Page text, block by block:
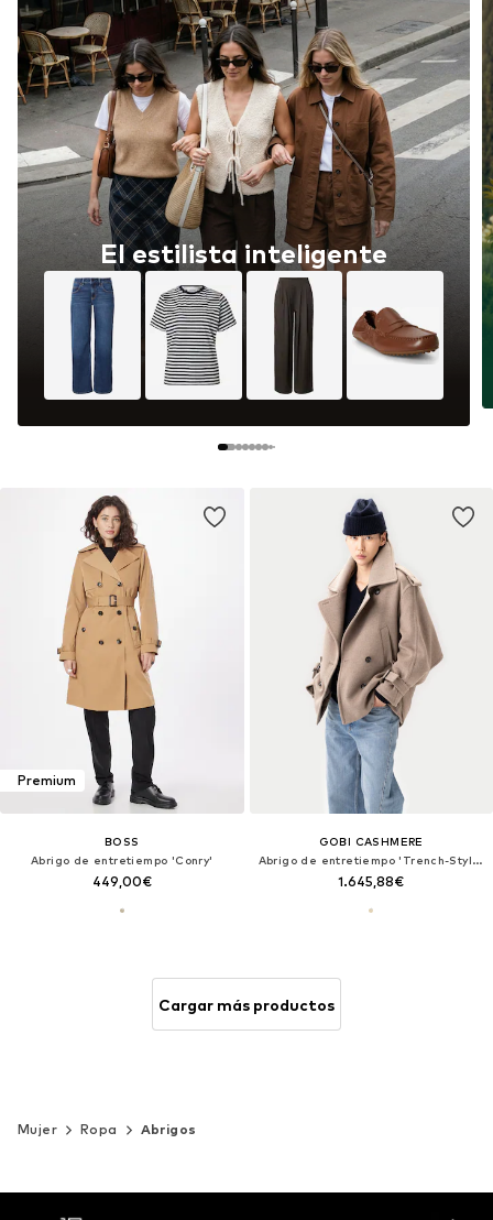
El estilista inteligente
Premium
BOSS
Abrigo de entretiempo 'Conry'
449,00€
GOBI CASHMERE
Abrigo de entretiempo 'Trench-Style Cashmere Peacoat'
1.645,88€
Cargar más productos
Mujer Ropa Abrigos